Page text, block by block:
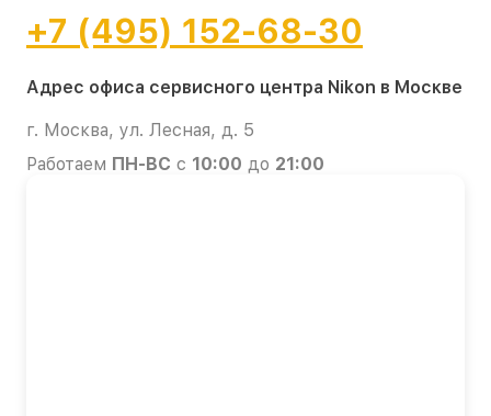
+7 (495) 152-68-30
Адрес офиса сервисного центра Nikon в Москве
г. Москва, ул. Лесная, д. 5
Работаем ПН-ВС с 10:00 до 21:00